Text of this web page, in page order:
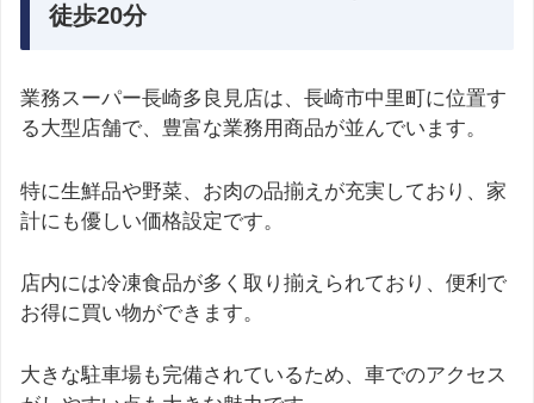
徒歩20分
業務スーパー長崎多良見店は、長崎市中里町に位置す
る大型店舗で、豊富な業務用商品が並んでいます。
特に生鮮品や野菜、お肉の品揃えが充実しており、家
計にも優しい価格設定です。
店内には冷凍食品が多く取り揃えられており、便利で
お得に買い物ができます。
大きな駐車場も完備されているため、車でのアクセス